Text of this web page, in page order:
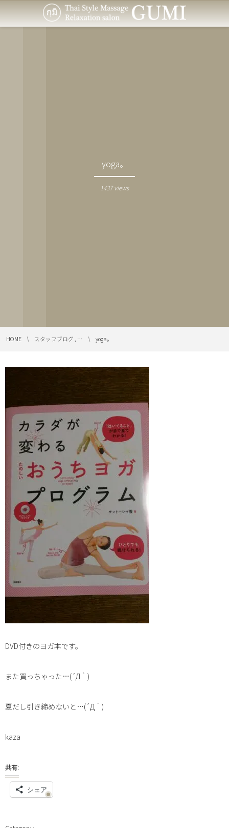
yoga。
1437 views
HOME スタッフブログ , … yoga。
DVD付きのヨガ本です。
また買っちゃった…(´Д｀)
夏だし引き締めないと…(´Д｀)
kaza
共有:
シェア